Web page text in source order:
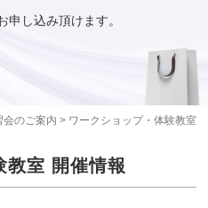
会のご案内 > ワークショップ・体験教室
申し込み頂けます。
教室 開催情報